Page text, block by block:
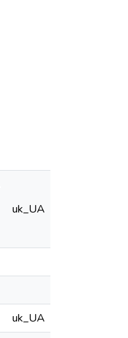
uk_UA
uk_UA